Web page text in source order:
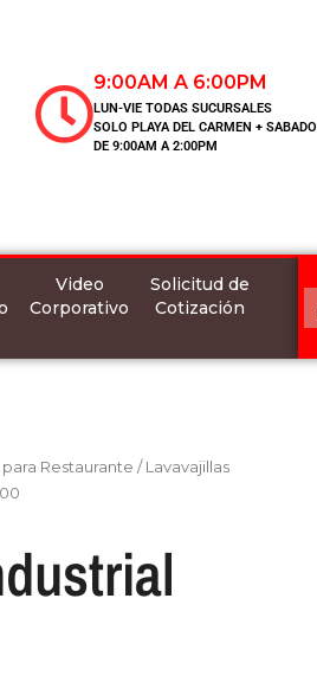
9:00AM A 6:00PM
LUN-VIE TODAS SUCURSALES
SOLO PLAYA DEL CARMEN + SABADO
DE 9:00AM A 2:00PM
Video
Corporativo
Solicitud de
Cotización
Restaurante /Lavavajillas